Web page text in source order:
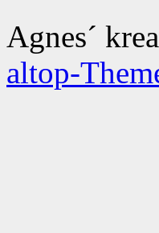
Agnes´
altop-